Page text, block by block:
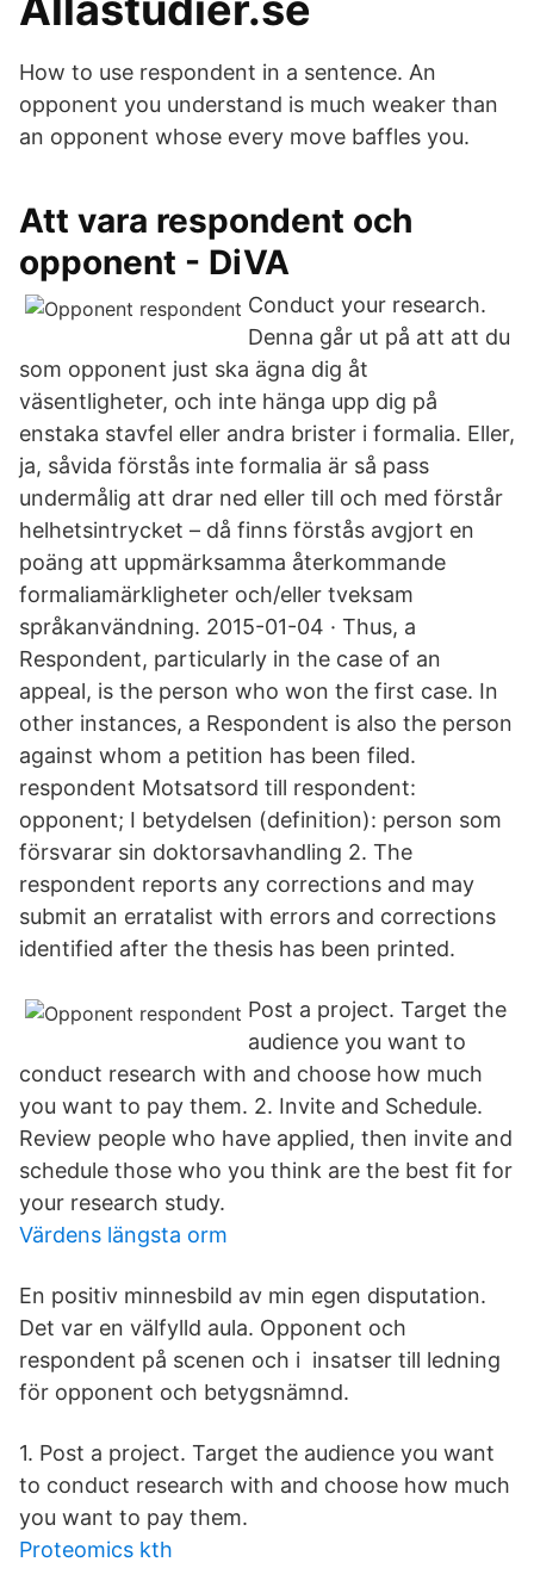
How to use respondent in a sentence. An
opponent you understand is much weaker than
an opponent whose every move baffles you.
Att vara respondent och
opponent - DiVA
Conduct your research.
Denna går ut på att att du
som opponent just ska ägna dig åt
väsentligheter, och inte hänga upp dig på
enstaka stavfel eller andra brister i formalia. Eller,
ja, såvida förstås inte formalia är så pass
undermålig att drar ned eller till och med förstår
helhetsintrycket – då finns förstås avgjort en
poäng att uppmärksamma återkommande
formaliamärkligheter och/eller tveksam
språkanvändning. 2015-01-04 · Thus, a
Respondent, particularly in the case of an
appeal, is the person who won the first case. In
other instances, a Respondent is also the person
against whom a petition has been filed.
respondent Motsatsord till respondent:
opponent; I betydelsen (definition): person som
försvarar sin doktorsavhandling 2. The
respondent reports any corrections and may
submit an erratalist with errors and corrections
identified after the thesis has been printed.
Post a project. Target the
audience you want to
conduct research with and choose how much
you want to pay them. 2. Invite and Schedule.
Review people who have applied, then invite and
schedule those who you think are the best fit for
your research study.
Värdens längsta orm
En positiv minnesbild av min egen disputation.
Det var en välfylld aula. Opponent och
respondent på scenen och i insatser till ledning
för opponent och betygsnämnd.
1. Post a project. Target the audience you want
to conduct research with and choose how much
you want to pay them.
Proteomics kth